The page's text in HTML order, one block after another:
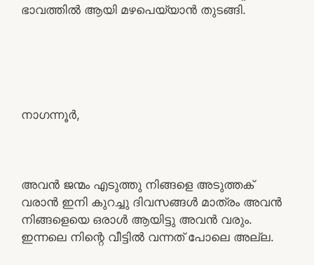
ഭാവത്തിൽ ആയി മഴപെയ്യാൻ തുടങ്ങി.
നാഗന്നൂർ,
അവൻ ജന്മം എടുത്തു നിങ്ങളെ അടുത്തക്
വരാൻ ഇനി കുറച്ചു ദിവസങ്ങൾ മാത്രം അവൻ
നിങ്ങളെയെ ഒരാൾ ആയിട്ടു അവൻ വരും.
ഇന്നലെ നിന്റെ വീട്ടിൽ വന്നത് പോലെ അല്ല.